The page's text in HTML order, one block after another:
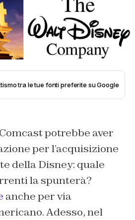
tra le tue fonti preferite su Google
potrebbe aver
per l’acquisizione
della Disney: quale
la spunterà?
anche per via
Adesso, nel